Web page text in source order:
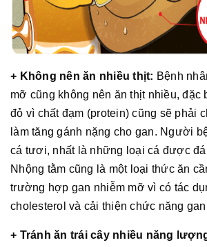
+ Không nên ăn nhiều thịt: Bệnh
mỡ cũng không nên ăn thịt nhiều, đặc
đỏ vì chất đạm (protein) cũng sẽ phải
làm tăng gánh nặng cho gan. Người
cá tươi, nhất là những loại cá được
Nhộng tằm cũng là một loại thức ăn
trường hợp gan nhiễm mỡ vì có tác
cholesterol và cải thiện chức năng
+ Tránh ăn trái cây nhiều năng